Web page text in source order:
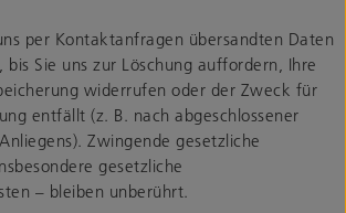
per Kontaktanfragen übersandten Daten
bis Sie uns zur Löschung auffordern, Ihre
widerrufen oder der Zweck für
entfällt (z. B. nach abgeschlossener
Zwingende gesetzliche
gesetzliche
– bleiben unberührt.